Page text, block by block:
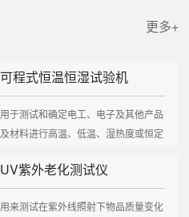
更多+
可程式恒温恒湿试验机
用于测试和确定电工、电子及其他产品
及材料进行高温、低温、湿热度或恒定
UV紫外老化测试仪
用来测试在紫外线照射下物品质量变化